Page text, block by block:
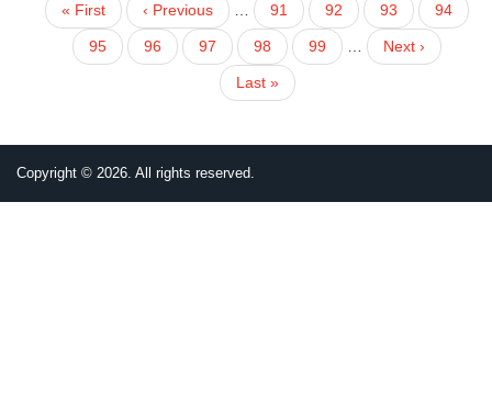
PAGINATION
First
page
« First
Previous
page
‹ Previous
頁
面
91
頁
面
92
頁
面
93
頁
面
94
目
前
95
頁
面
96
頁
面
97
頁
面
98
頁
面
99
下
一
Next ›
Last
page
Last »
Copyright © 2026. All rights reserved.